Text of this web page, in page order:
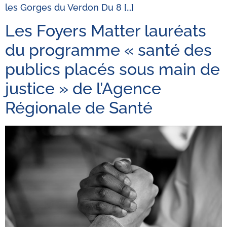
les Gorges du Verdon Du 8 […]
Les Foyers Matter lauréats
du programme « santé des
publics placés sous main de
justice » de l’Agence
Régionale de Santé